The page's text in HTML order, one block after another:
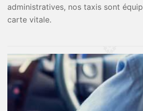
administratives, nos taxis sont
carte vitale.